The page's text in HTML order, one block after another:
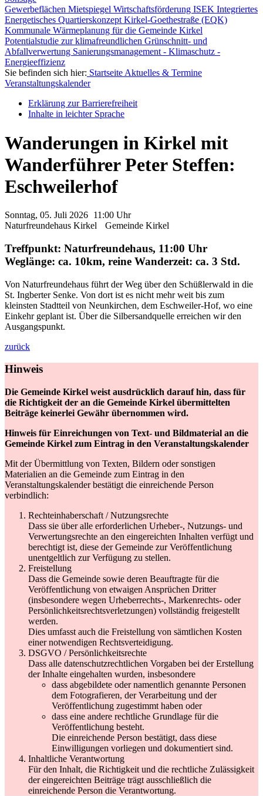
Gewerbeflächen Mietspiegel Wirtschaftsförderung ISEK Integriertes
Energetisches Quartierskonzept Kirkel-Goethestraße (EQK)
Kommunale Wärmeplanung für die Gemeinde Kirkel
Potentialstudie zur klimafreundlichen Grünschnitt- und
Abfallverwertung Sanierungsmanagement - Klimaschutz -
Energieeffizienz
Sie befinden sich hier: Startseite Aktuelles & Termine
Veranstaltungskalender
Erklärung zur Barrierefreiheit
Inhalte in leichter Sprache
Wanderungen in Kirkel mit
Wanderführer Peter Steffen:
Eschweilerhof
Sonntag, 05. Juli 2026 11:00 Uhr
Naturfreundehaus Kirkel
Gemeinde Kirkel
Treffpunkt: Naturfreundehaus, 11:00 Uhr
Weglänge: ca. 10km, reine Wanderzeit: ca. 3 Std.
Von Naturfreundehaus führt der Weg über den Schüßlerwald in die
St. Ingberter Senke. Von dort ist es nicht mehr weit bis zum
kleinsten Stadtteil von Neunkirchen, dem Eschweiler-Hof, wo eine
Einkehr geplant ist. Über die Silbersandquelle erreichen wir den
Ausgangspunkt.
zurück
Hinweis
Die Gemeinde Kirkel weist ausdrücklich darauf hin, dass für
die Richtigkeit der an die Gemeinde Kirkel übermittelten
Beiträge keinerlei Gewähr übernommen wird.
Hinweis für Einreichungen von Text- und Bildmaterial an die
Gemeinde Kirkel zum Eintrag in den Veranstaltungskalender
Mit der Übermittlung von Texten, Bildern oder sonstigen
Materialien an die Gemeinde zum Eintrag in den
Veranstaltungskalender bestätigt die einreichende Person
verbindlich:
Rechteinhaberschaft / Nutzungsrechte
Dass sie über alle erforderlichen Urheber-, Nutzungs- und
Verwertungsrechte an den eingereichten Inhalten verfügt und
berechtigt ist, diese der Gemeinde zur Veröffentlichung
unentgeltlich zur Verfügung zu stellen.
Freistellung
Dass die Gemeinde sowie deren Beauftragte für die
Veröffentlichung von etwaigen Ansprüchen Dritter
(insbesondere wegen Urheberrechts-, Markenrechts- oder
Persönlichkeitsrechtsverletzungen) vollständig freigestellt
werden.
Dies umfasst auch die Freistellung von sämtlichen Kosten
einer notwendigen Rechtsverteidigung.
DSGVO / Persönlichkeitsrechte
Dass alle datenschutzrechtlichen Vorgaben bei der Erstellung
der Inhalte eingehalten wurden, insbesondere
dass abgebildete oder namentlich genannte Personen
dem Fotografieren, der Verarbeitung und der
Veröffentlichung zugestimmt haben oder
dass eine andere rechtliche Grundlage für die
Veröffentlichung besteht.
Die einreichende Person bestätigt, dass diese
Einwilligungen vorliegen und dokumentiert sind.
Inhaltliche Verantwortung
Für den Inhalt, die Richtigkeit und die rechtliche Zulässigkeit
der eingereichten Beiträge trägt ausschließlich die
einreichende Person die Verantwortung.